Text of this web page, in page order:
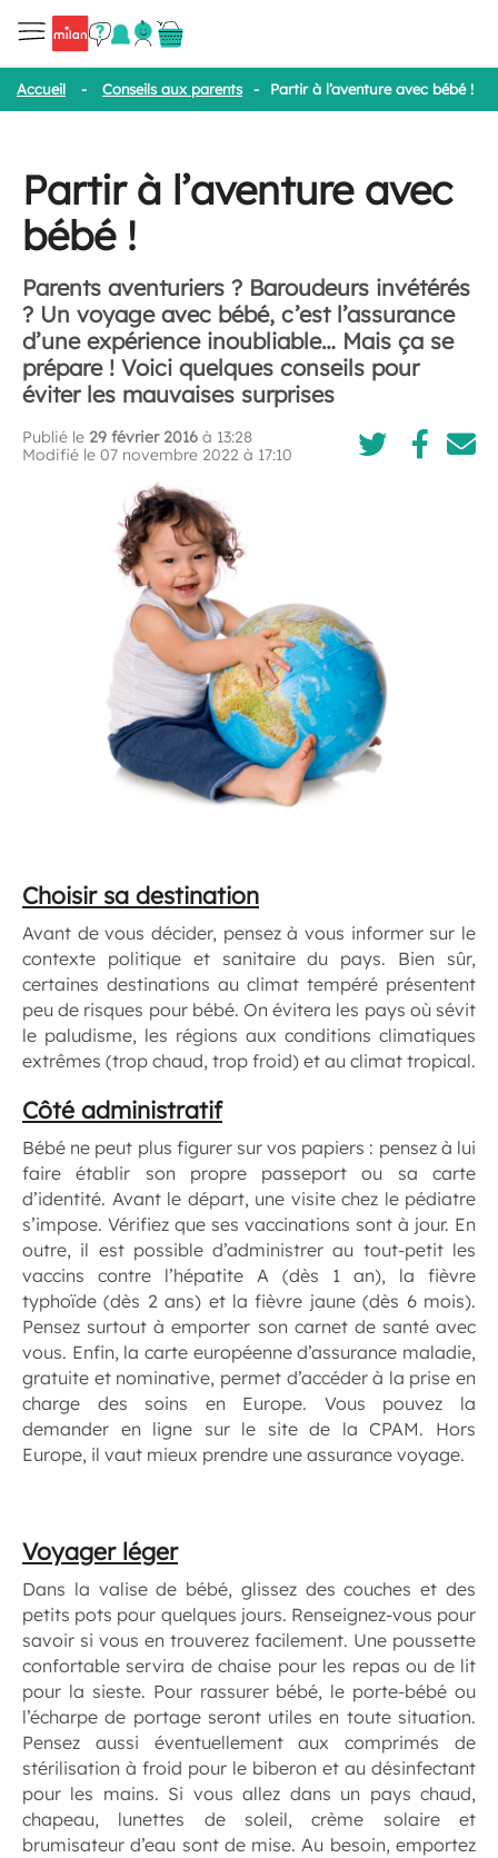
Accueil - Conseils aux parents - Partir à l’aventure avec bébé !
Partir à l’aventure avec
bébé !
Parents aventuriers ? Baroudeurs invétérés
? Un voyage avec bébé, c’est l’assurance
d’une expérience inoubliable… Mais ça se
prépare ! Voici quelques conseils pour
éviter les mauvaises surprises
Publié le 29 février 2016 à 13:28
Modifié le 07 novembre 2022 à 17:10
Choisir sa destination
Avant de vous décider, pensez à vous informer sur le
contexte politique et sanitaire du pays. Bien sûr,
certaines destinations au climat tempéré présentent
peu de risques pour bébé. On évitera les pays où sévit
le paludisme, les régions aux conditions climatiques
extrêmes (trop chaud, trop froid) et au climat tropical.
Côté administratif
Bébé ne peut plus figurer sur vos papiers : pensez à lui
faire établir son propre passeport ou sa carte
d’identité. Avant le départ, une visite chez le pédiatre
s’impose. Vérifiez que ses vaccinations sont à jour. En
outre, il est possible d’administrer au tout-petit les
vaccins contre l’hépatite A (dès 1 an), la fièvre
typhoïde (dès 2 ans) et la fièvre jaune (dès 6 mois).
Pensez surtout à emporter son carnet de santé avec
vous. Enfin, la carte européenne d’assurance maladie,
gratuite et nominative, permet d’accéder à la prise en
charge des soins en Europe. Vous pouvez la
demander en ligne sur le site de la CPAM. Hors
Europe, il vaut mieux prendre une assurance voyage.
Voyager léger
Dans la valise de bébé, glissez des couches et des
petits pots pour quelques jours. Renseignez-vous pour
savoir si vous en trouverez facilement. Une poussette
confortable servira de chaise pour les repas ou de lit
pour la sieste. Pour rassurer bébé, le porte-bébé ou
l’écharpe de portage seront utiles en toute situation.
Pensez aussi éventuellement aux comprimés de
stérilisation à froid pour le biberon et au désinfectant
pour les mains. Si vous allez dans un pays chaud,
chapeau, lunettes de soleil, crème solaire et
brumisateur d’eau sont de mise. Au besoin, emportez